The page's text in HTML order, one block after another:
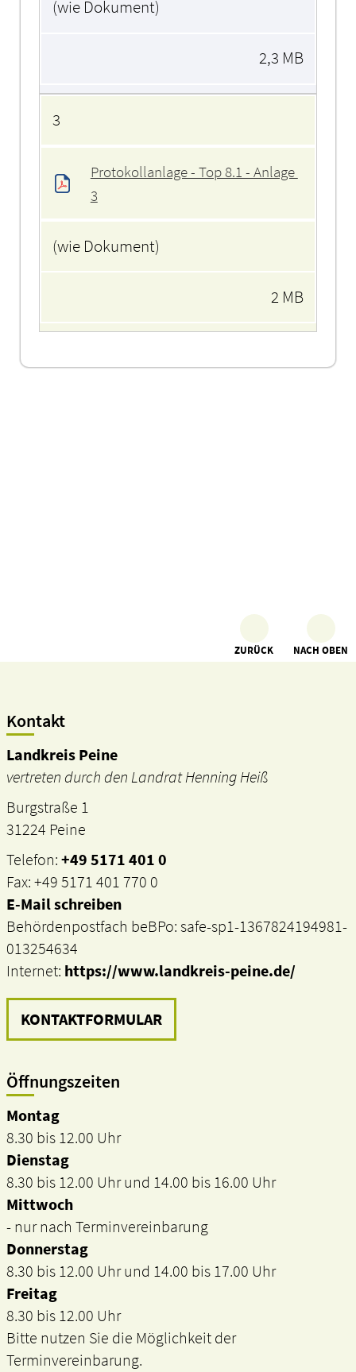
(wie Dokument)
2,3 MB
3
Protokollanlage - Top 8.1 - Anlage
3
(wie Dokument)
2 MB
ZURÜCK NACH OBEN
Kontakt
Landkreis Peine
vertreten durch den Landrat Henning Heiß
Burgstraße 1
31224 Peine
Telefon:+49 5171 401 0
Fax: +49 5171 401 770 0
E-Mail schreiben
Behördenpostfach beBPo: safe-sp1-1367824194981-
013254634
Internet: https://www.landkreis-peine.de/
KONTAKTFORMULAR
Öffnungszeiten
Montag
8.30 bis 12.00 Uhr
Dienstag
8.30 bis 12.00 Uhr und 14.00 bis 16.00 Uhr
Mittwoch
- nur nach Terminvereinbarung
Donnerstag
8.30 bis 12.00 Uhr und 14.00 bis 17.00 Uhr
Freitag
8.30 bis 12.00 Uhr
Bitte nutzen Sie die Möglichkeit der
Terminvereinbarung.